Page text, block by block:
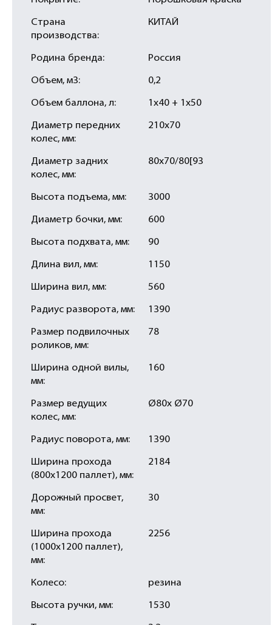
Страна
производства:
КИТАЙ
Родина бренда: Россия
Объем, м3: 0,2
Объем баллона, л: 1х40 + 1х50
Диаметр передних
колес, мм:
210х70
Диаметр задних
колес, мм:
80х70/80[93
Высота подъема, мм: 3000
Диаметр бочки, мм: 600
Высота подхвата, мм: 90
Длина вил, мм: 1150
Ширина вил, мм: 560
Радиус разворота, мм: 1390
Размер подвилочных
роликов, мм:
78
Ширина одной вилы,
мм:
160
Размер ведущих
колес, мм:
Ø80х Ø70
Радиус поворота, мм: 1390
Ширина прохода
(800х1200 паллет), мм:
2184
Дорожный просвет,
мм:
30
Ширина прохода
(1000х1200 паллет),
мм:
2256
Колесо: резина
Высота ручки, мм: 1530